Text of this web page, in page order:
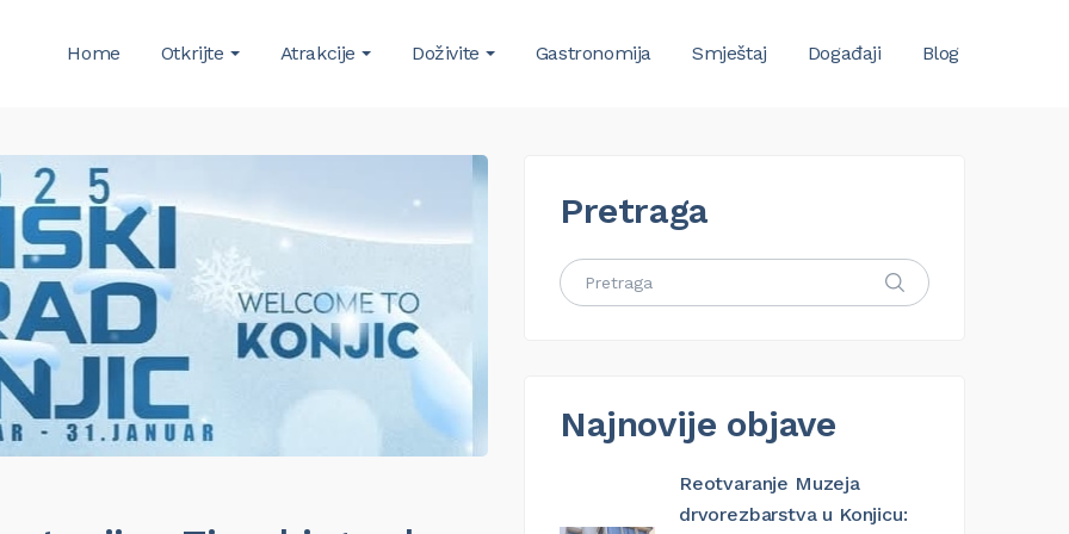
Home Otkrijte Atrakcije Doživite Gastronomija Smještaj Događaji Blog
Pretraga
Najnovije objave
Reotvaranje Muzeja
drvorezbarstva u Konjicu: